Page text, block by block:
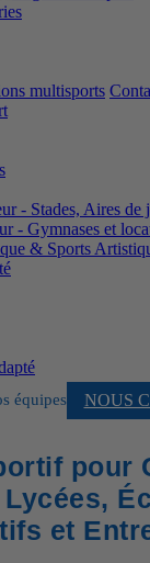
multisports
- Stades, Aires de
- Gymnases et
& Sports
équipes NOUS
pour
et